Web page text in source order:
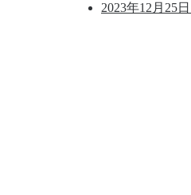
2023年12月25日